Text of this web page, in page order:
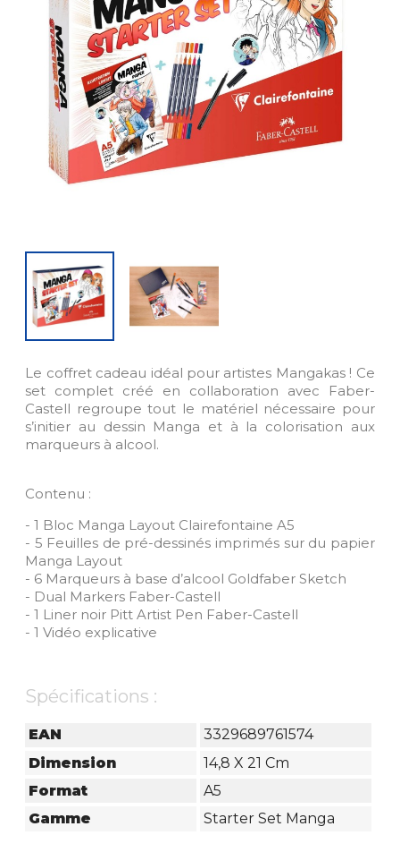
Le coffret cadeau idéal pour artistes Mangakas ! Ce
set complet créé en collaboration avec Faber-
Castell regroupe tout le matériel nécessaire pour
s’initier au dessin Manga et à la colorisation aux
marqueurs à alcool.
Contenu :
- 1 Bloc Manga Layout Clairefontaine A5
- 5 Feuilles de pré-dessinés imprimés sur du papier
Manga Layout
- 6 Marqueurs à base d’alcool Goldfaber Sketch
- Dual Markers Faber-Castell
- 1 Liner noir Pitt Artist Pen Faber-Castell
- 1 Vidéo explicative
Spécifications :
EAN
3329689761574
Dimension
14,8 X 21 Cm
Format
A5
Gamme
Starter Set Manga